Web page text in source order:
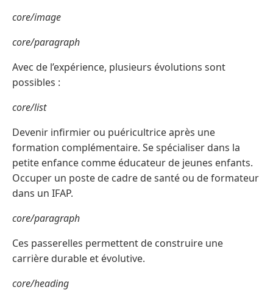
core/image
core/paragraph
Avec de l’expérience, plusieurs évolutions sont
possibles :
core/list
Devenir infirmier ou puéricultrice après une
formation complémentaire. Se spécialiser dans la
petite enfance comme éducateur de jeunes enfants.
Occuper un poste de cadre de santé ou de formateur
dans un IFAP.
core/paragraph
Ces passerelles permettent de construire une
carrière durable et évolutive.
core/heading